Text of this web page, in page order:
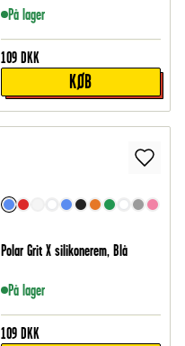
På lager
109 DKK
KØB
Polar Grit X silikonerem, Blå
På lager
109 DKK